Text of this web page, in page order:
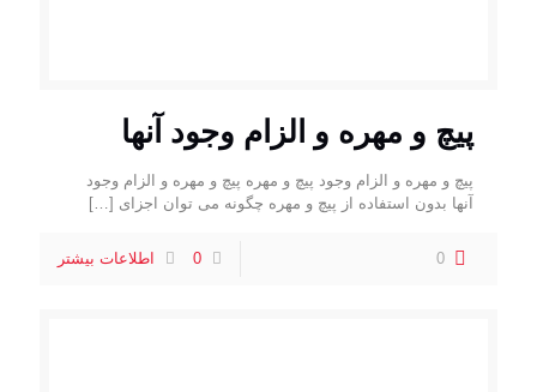
پیچ و مهره و الزام وجود آنها
پیچ و مهره و الزام وجود پیچ و مهره پیچ و مهره و الزام وجود
آنها بدون استفاده از پیچ و مهره چگونه می توان اجزای […]
0
0 اطلاعات بیشتر